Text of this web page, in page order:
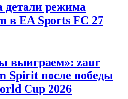
детали режима
в EA Sports FC 27
выиграем»: zaur
Spirit после победы
Cup 2026